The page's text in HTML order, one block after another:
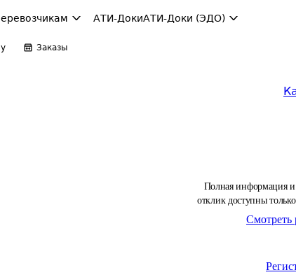
АТИ-ДокиАТИ-Доки (ЭДО)
Заказы
Полная информация и
отклик доступны
Смотреть